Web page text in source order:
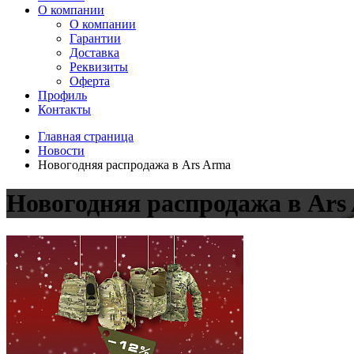
О компании
О компании
Гарантии
Доставка
Реквизиты
Оферта
Профиль
Контакты
Главная страница
Новости
Новогодняя распродажа в Ars Arma
Новогодняя распродажа в